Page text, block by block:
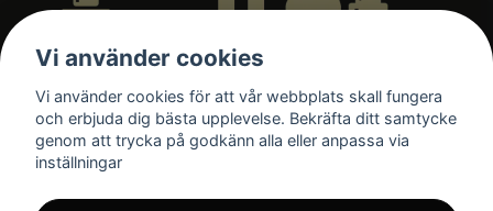
Vi använder cookies
Vi använder cookies för att vår webbplats skall fungera
och erbjuda dig bästa upplevelse. Bekräfta ditt samtycke
genom att trycka på godkänn alla eller anpassa via
inställningar